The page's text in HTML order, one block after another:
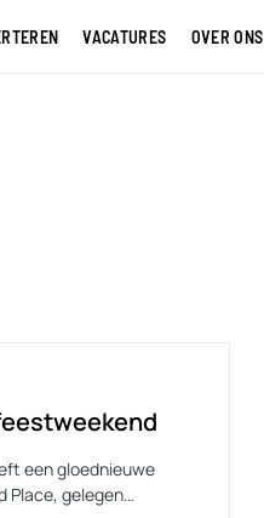
VACATURES OVER ONS
een gloednieuwe
Place, gelegen…